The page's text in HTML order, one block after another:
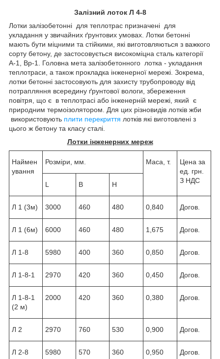
Залізний лоток Л 4-8
Лотки залізобетонні для теплотрас призначені для
укладання у звичайних ґрунтових умовах. Лотки бетонні
мають бути міцними та стійкими, які виготовляються з важкого
сорту бетону, де застосовується високоміцна сталь категорії
A-1, Bp-1. Головна мета залізобетонного лотка - укладання
теплотраси, а також прокладка інженерної мережі. Зокрема,
лотки бетонні застосовують для захисту трубопроводу від
потрапляння всередину ґрунтової вологи, збереження
повітря, що є в теплотрасі або інженерній мережі, який є
природним термоізолятором. Для цих різновидів лотків жби
використовують плити перекриття лотків які виготовлені з
цього ж бетону та класу сталі.
Лотки інженерних мереж
Наймен
ування
Розміри, мм. Маса, т.
Цена за
ед. грн.
З НДС
L B H
Л 1 (3м) 3000 460 480 0,840 Догов.
Л 1 (6м) 6000 460 480 1,675 Догов.
Л 1-8 5980 400 360 0,850 Догов.
Л 1-8-1 2970 420 360 0,450 Догов.
Л 1-8-1
(2 м)
2000 420 360 0,380 Догов.
Л 2 2970 760 530 0,900 Догов.
Л 2-8 5980 570 360 0,950 Догов.